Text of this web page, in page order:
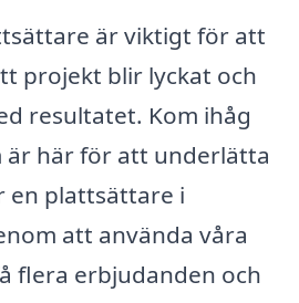
är viktigt för att
projekt blir lyckat och
resultatet. Kom ihåg
här för att underlätta
en plattsättare i
att använda våra
flera erbjudanden och